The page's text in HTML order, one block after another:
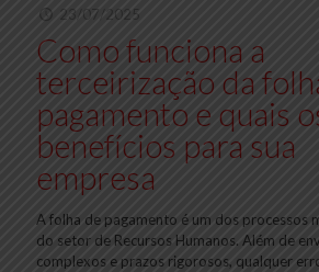
23/07/2025
Como funciona a
terceirização da
pagamento e quais
benefícios para sua
empresa
A folha de pagamento é um dos processos
do setor de Recursos Humanos. Além de
complexos e prazos rigorosos, qualquer